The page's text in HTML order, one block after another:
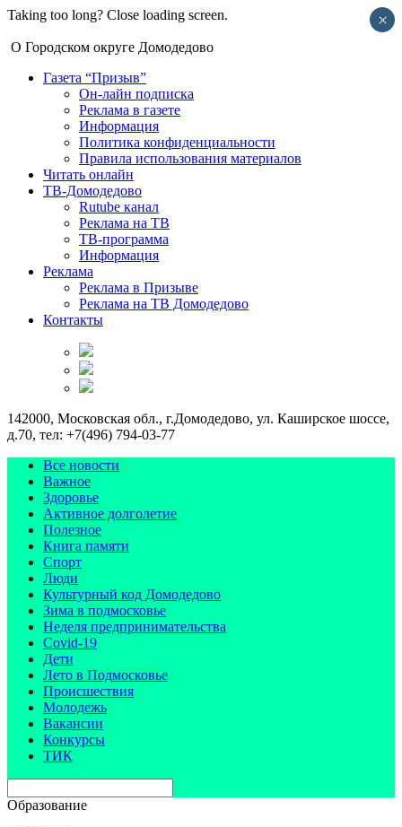
Taking too long? Close loading screen.
О Городском округе Домодедово
Газета “Призыв”
Он-лайн подписка
Реклама в газете
Информация
Политика конфиденциальности
Правила использования материалов
Читать онлайн
ТВ-Домодедово
Rutube канал
Реклама на ТВ
ТВ-программа
Информация
Реклама
Реклама в Призыве
Реклама на ТВ Домодедово
Контакты
142000, Московская обл., г.Домодедово, ул. Каширское шоссе,
д.70, тел: +7(496) 794-03-77
Все новости
Важное
Здоровье
Активное долголетие
Полезное
Книга памяти
Спорт
Люди
Культурный код Домодедово
Зима в подмосковье
Неделя предпринимательства
Covid-19
Дети
Лето в Подмосковье
Происшествия
Молодежь
Вакансии
Конкурсы
ТИК
Образование
×